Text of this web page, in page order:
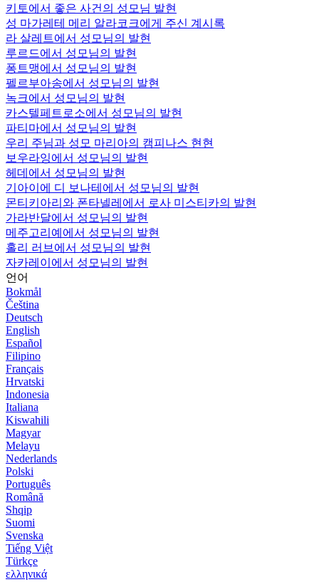
키토에서 좋은 사건의 성모님 발현
성 마가레테 메리 알라코크에게 주신 계시록
라 살레트에서 성모님의 발현
루르드에서 성모님의 발현
퐁트맹에서 성모님의 발현
펠르부아송에서 성모님의 발현
녹크에서 성모님의 발현
카스텔페트로소에서 성모님의 발현
파티마에서 성모님의 발현
우리 주님과 성모 마리아의 캠피나스 현현
보우라잉에서 성모님의 발현
헤데에서 성모님의 발현
기아이에 디 보나테에서 성모님의 발현
몬티키아리와 폰타넬레에서 로사 미스티카의 발현
가라반달에서 성모님의 발현
메주고리예에서 성모님의 발현
홀리 러브에서 성모님의 발현
자카레이에서 성모님의 발현
언어
Bokmål
Čeština
Deutsch
English
Español
Filipino
Français
Hrvatski
Indonesia
Italiana
Kiswahili
Magyar
Melayu
Nederlands
Polski
Português
Română
Shqip
Suomi
Svenska
Tiếng Việt
Türkçe
ελληνικά